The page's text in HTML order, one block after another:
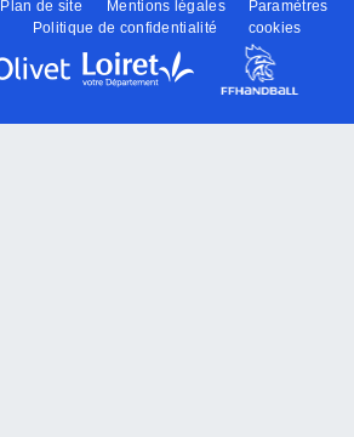
Plan de site
Mentions légales
Politique de confidentialité
Paramètres
cookies